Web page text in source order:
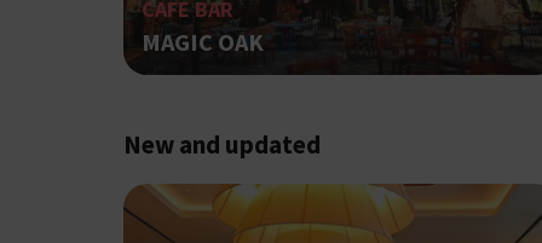
CAFE BAR
MAGIC OAK
New and updated